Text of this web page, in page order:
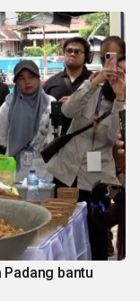
bantu